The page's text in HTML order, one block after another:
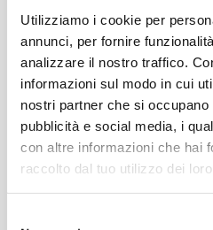
Utilizziamo i cookie per
annunci, per fornire
analizzare il nostro traffico.
informazioni sul modo in cui
nostri partner che si occupano
pubblicità e social media, i
con altre informazioni che hai
raccolto dal tuo utilizzo dei
V074A
Extension cable for